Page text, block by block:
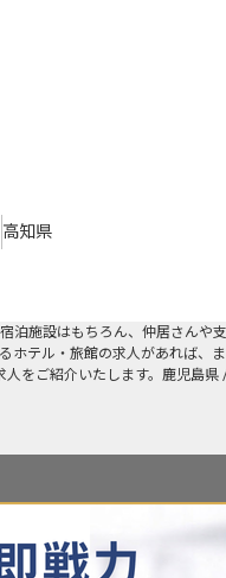
高知県
泊施設はもちろん、仲居さんや
ホテル・旅館の求人があれば、
をご紹介いたします。鹿児島